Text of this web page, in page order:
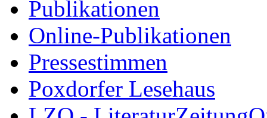
Publikationen
Online-Publikationen
Pressestimmen
Poxdorfer Lesehaus